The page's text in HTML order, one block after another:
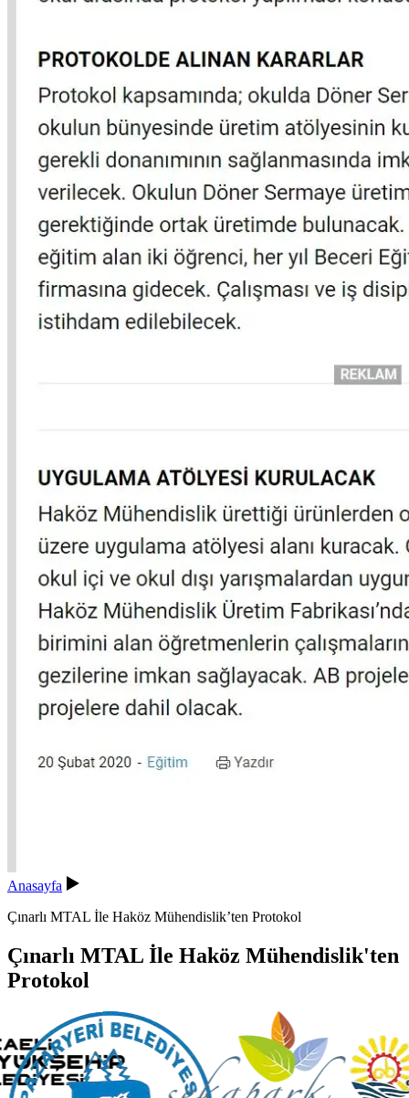
Anasayfa
Çınarlı MTAL İle Haköz Mühendislik’ten Protokol
Çınarlı MTAL İle Haköz Mühendislik'ten
Protokol